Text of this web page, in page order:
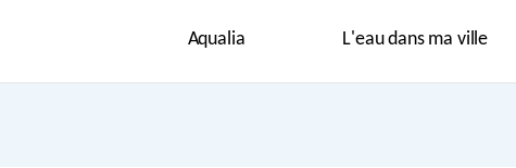
Aqualia L'eau dans ma ville